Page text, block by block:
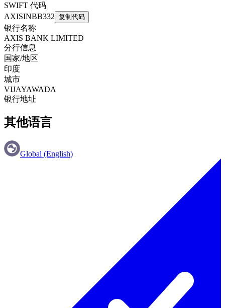
SWIFT 代码
AXISINBB332 复制代码
银行名称
AXIS BANK LIMITED
分行信息
国家/地区
印度
城市
VIJAYAWADA
银行地址
其他语言
Global (English)